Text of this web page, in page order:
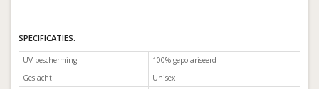
SPECIFICATIES:
UV-bescherming
100% gepolariseerd
Geslacht
Unisex